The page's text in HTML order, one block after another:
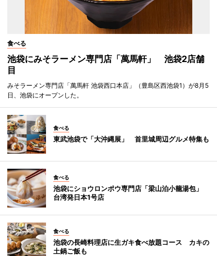
食べる
池袋にみそラーメン専門店「萬馬軒」 池袋2店舗
目
みそラーメン専門店「萬馬軒 池袋西口本店」（豊島区西池袋1）が8月5
日、池袋にオープンした。
食べる
東武池袋で「大沖縄展」 首里城周辺グルメ特集も
食べる
池袋にショウロンポウ専門店「梁山泊小籠湯包」
台湾発日本1号店
食べる
池袋の長崎料理店に生ガキ食べ放題コース カキの
土鍋ご飯も